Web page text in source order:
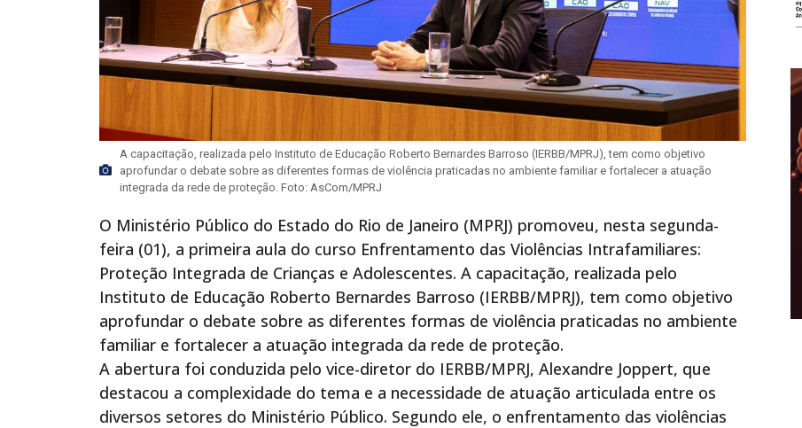
A capacitação, realizada pelo Instituto de Educação Roberto Bernardes Barroso (IERBB/MPRJ), tem como objetivo
aprofundar o debate sobre as diferentes formas de violência praticadas no ambiente familiar e fortalecer a atuação
integrada da rede de proteção. Foto: AsCom/MPRJ
O Ministério Público do Estado do Rio de Janeiro (MPRJ) promoveu, nesta segunda-
feira (01), a primeira aula do curso Enfrentamento das Violências Intrafamiliares:
Proteção Integrada de Crianças e Adolescentes. A capacitação, realizada pelo
Instituto de Educação Roberto Bernardes Barroso (IERBB/MPRJ), tem como objetivo
aprofundar o debate sobre as diferentes formas de violência praticadas no ambiente
familiar e fortalecer a atuação integrada da rede de proteção.
A abertura foi conduzida pelo vice-diretor do IERBB/MPRJ, Alexandre Joppert, que
destacou a complexidade do tema e a necessidade de atuação articulada entre os
diversos setores do Ministério Público. Segundo ele, o enfrentamento das violências